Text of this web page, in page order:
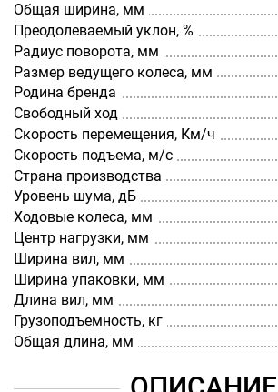
Общая ширина, мм
Преодолеваемый уклон, %
Радиус поворота, мм
Размер ведущего колеса, мм
Родина бренда
Свободный ход
Скорость перемещения, Км/ч
Скорость подъема, м/с
Страна производства
Уровень шума, дБ
Ходовые колеса, мм
Центр нагрузки, мм
Ширина вил, мм
Ширина упаковки, мм
Длина вил, мм
Грузоподъемность, кг
Общая длина, мм